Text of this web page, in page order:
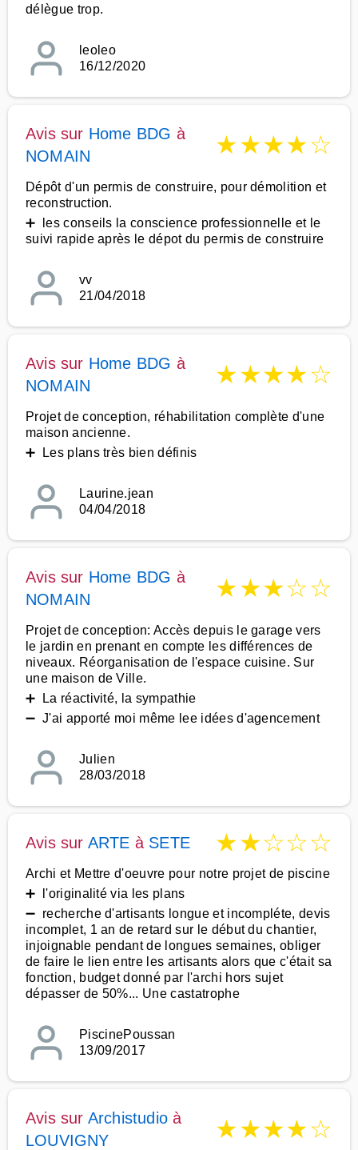
délègue trop.
leoleo
16/12/2020
Avis sur Home BDG à
NOMAIN
★★★★☆
Dépôt d'un permis de construire, pour démolition et
reconstruction.
➕ les conseils la conscience professionnelle et le
suivi rapide après le dépot du permis de construire
vv
21/04/2018
Avis sur Home BDG à
NOMAIN
★★★★☆
Projet de conception, réhabilitation complète d'une
maison ancienne.
➕ Les plans très bien définis
Laurine.jean
04/04/2018
Avis sur Home BDG à
NOMAIN
★★★☆☆
Projet de conception: Accès depuis le garage vers
le jardin en prenant en compte les différences de
niveaux. Réorganisation de l'espace cuisine. Sur
une maison de Ville.
➕ La réactivité, la sympathie
➖ J'ai apporté moi même lee idées d'agencement
Julien
28/03/2018
Avis sur ARTE à SETE ★★☆☆☆
Archi et Mettre d'oeuvre pour notre projet de piscine
➕ l'originalité via les plans
➖ recherche d'artisants longue et incompléte, devis
incomplet, 1 an de retard sur le début du chantier,
injoignable pendant de longues semaines, obliger
de faire le lien entre les artisants alors que c'était sa
fonction, budget donné par l'archi hors sujet
dépasser de 50%... Une castatrophe
PiscinePoussan
13/09/2017
Avis sur Archistudio à
LOUVIGNY
★★★★☆